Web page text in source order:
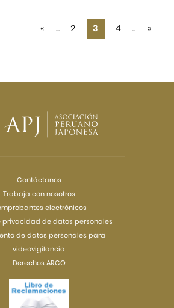
« ... 2 3 4 ... »
Contáctanos
Trabaja con nosotros
electrónicos
privacidad de datos personales
de datos personales para
videovigilancia
Derechos ARCO